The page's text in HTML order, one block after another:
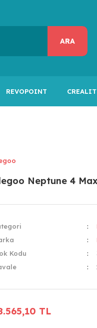
ARA
REVOPOINT
Neptune 4 Max
Kodu
TL